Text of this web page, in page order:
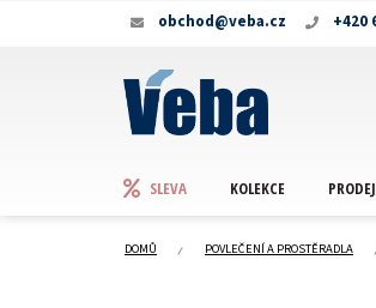
+420
obchod@veba.cz
SLEVA KOLEKCE
DOMŮ POVLEČENÍ A PROSTĚRADLA